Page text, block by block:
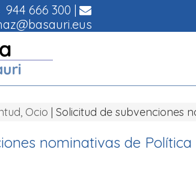
944 666 300 |